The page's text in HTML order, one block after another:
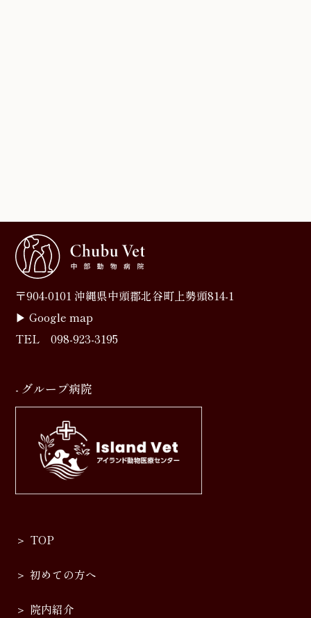
〒904-0101 沖縄県中頭郡北谷町上勢頭814-1
▶︎Google map
TEL098-923-3195
- グループ病院
TOP
初めての方へ
院内紹介